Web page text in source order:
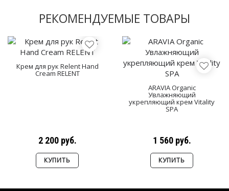
РЕКОМЕНДУЕМЫЕ ТОВАРЫ
Крем для рук Relent Hand
Cream RELENT
2 200 руб.
КУПИТЬ
ARAVIA Organic
Увлажняющий
укрепляющий крем Vitality
SPA
1 560 руб.
КУПИТЬ